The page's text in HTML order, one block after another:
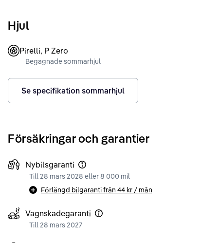
Hjul
Pirelli, P Zero
Begagnade sommarhjul
Se specifikation sommarhjul
Försäkringar och garantier
Nybilsgaranti
Till 28 mars 2028 eller 8 000 mil
Förlängd bilgaranti från 44 kr / mån
Vagnskadegaranti
Till 28 mars 2027